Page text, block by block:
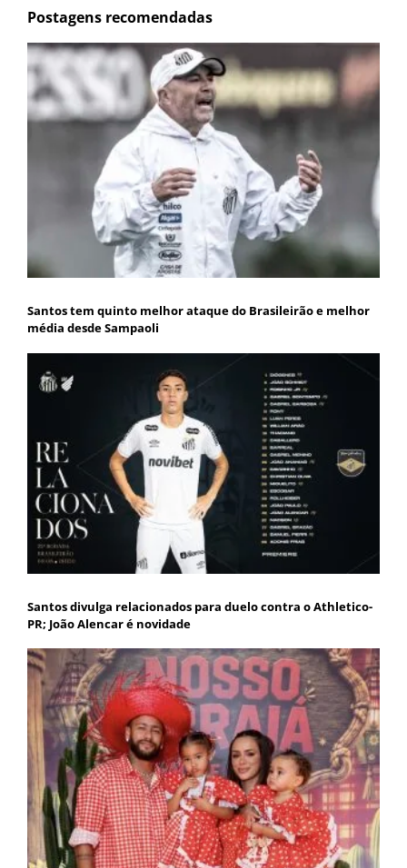
Postagens recomendadas
Santos tem quinto melhor ataque do Brasileirão e melhor
média desde Sampaoli
Santos divulga relacionados para duelo contra o Athletico-
PR; João Alencar é novidade